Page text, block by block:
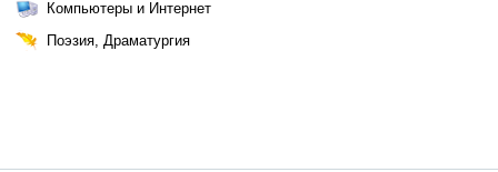
Компьютеры и Интернет
Поэзия, Драматургия